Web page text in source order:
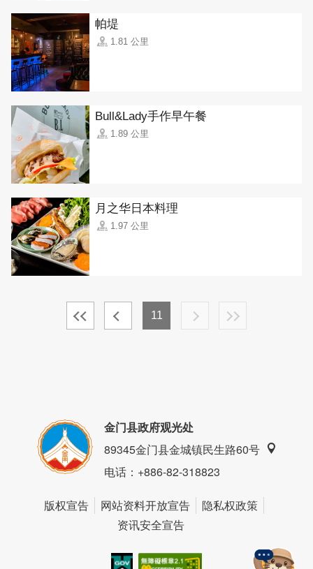
帕堤
1.81 公里
Bull&Lady手作早午餐
1.89 公里
月之华日本料理
1.97 公里
11
金门县政府观光处
89345金门县金城镇民生路60号
电话：+886-82-318823
版权宣告 网站资料开放宣告
隐私权政策
资讯安全宣告